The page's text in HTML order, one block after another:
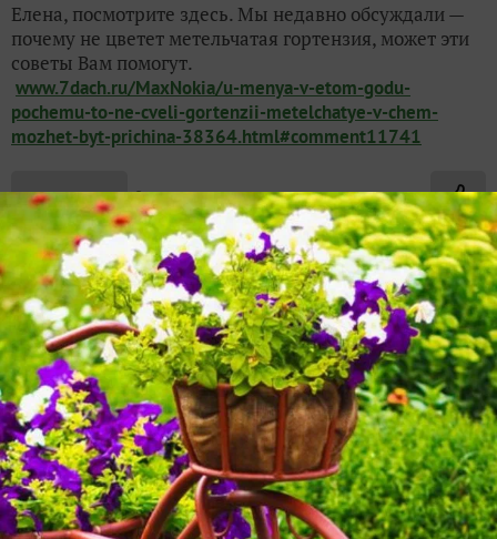
Елена, посмотрите здесь. Мы недавно обсуждали —
почему не цветет метельчатая гортензия, может эти
советы Вам помогут.
www.7dach.ru/MaxNokia/u-menya-v-etom-godu-
pochemu-to-ne-cveli-gortenzii-metelchatye-v-chem-
mozhet-byt-prichina-38364.html#comment11741
Ответить ✿ 1Спасибо!
ElenaGorbatenkova
Елена Горбатенкова
10 октября 2015, 10:34
Большое спасибо за подсказку!
Ответить ✿
asarina5151
8 октября 2015, 22:54
Гортензии любят кислую землю.При защелачивании